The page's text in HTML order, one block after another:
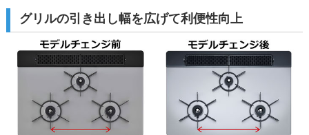
グリルの引き出し幅を広げて利便性向上